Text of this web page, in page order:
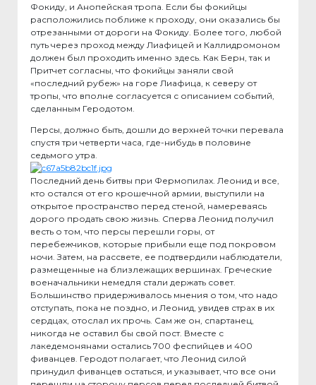
Фокиду, и Анопейская тропа. Если бы фокийцы
расположились поближе к проходу, они оказались бы
отрезанными от дороги на Фокиду. Более того, любой
путь через проход между Лиафицей и Каллидромоном
должен был проходить именно здесь. Как Берн, так и
Притчет согласны, что фокийцы заняли свой
«последний рубеж» на горе Лиафица, к северу от
тропы, что вполне согласуется с описанием событий,
сделанным Геродотом.
Персы, должно быть, дошли до верхней точки перевала
спустя три четверти часа, где-нибудь в половине
седьмого утра.
Последний день битвы при Фермопилах. Леонид и все,
кто остался от его крошечной армии, выступили на
открытое пространство перед стеной, намереваясь
дорого продать свою жизнь. Сперва Леонид получил
весть о том, что персы перешли горы, от
перебежчиков, которые прибыли еще под покровом
ночи. Затем, на рассвете, ее подтвердили наблюдатели,
размещенные на близлежащих вершинах. Греческие
военачальники немедля стали держать совет.
Большинство придерживалось мнения о том, что надо
отступать, пока не поздно, и Леонид, увидев страх в их
сердцах, отослал их прочь. Сам же он, спартанец,
никогда не оставил бы свой пост. Вместе с
лакедемонянами остались 700 феспийцев и 400
фиванцев. Геродот полагает, что Леонид силой
принудил фиванцев остаться, и указывает, что все они